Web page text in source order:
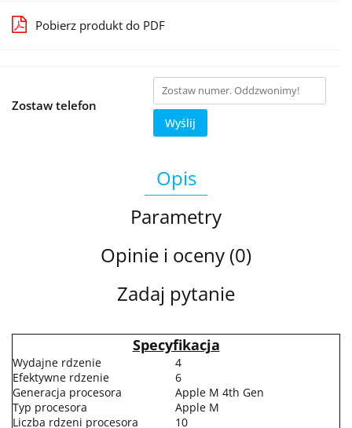
Pobierz produkt do PDF
Zostaw telefon
Wyślij
Opis
Parametry
Opinie i oceny (0)
Zadaj pytanie
Specyfikacja
Wydajne rdzenie
4
Efektywne rdzenie
6
Generacja procesora
Apple M 4th Gen
Typ procesora
Apple M
Liczba rdzeni procesora
10